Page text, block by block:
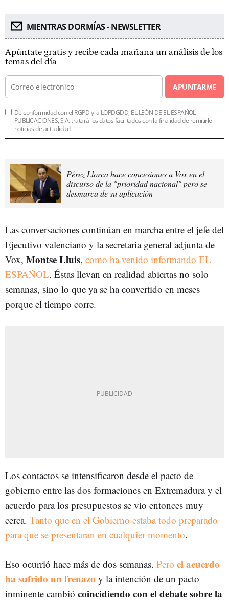
MIENTRAS DORMÍAS - NEWSLETTER
Apúntate gratis y recibe cada mañana un análisis de los
temas del día
APUNTARME
De conformidad con el RGPD y la LOPDGDD, EL LEÓN DE EL ESPAÑOL
PUBLICACIONES, S.A. tratará los datos facilitados con la finalidad de remitirle
noticias de actualidad.
Pérez Llorca hace concesiones a Vox en el
discurso de la "prioridad nacional" pero se
desmarca de su aplicación
Las conversaciones continúan en marcha entre el jefe del
Ejecutivo valenciano y la secretaria general adjunta de
Vox, Montse Lluis, como ha venido informando EL
ESPAÑOL. Éstas llevan en realidad abiertas no solo
semanas, sino lo que ya se ha convertido en meses
porque el tiempo corre.
Los contactos se intensificaron desde el pacto de
gobierno entre las dos formaciones en Extremadura y el
acuerdo para los presupuestos se vio entonces muy
cerca. Tanto que en el Gobierno estaba todo preparado
para que se presentaran en cualquier momento.
Eso ocurrió hace más de dos semanas. Pero el acuerdo
ha sufrido un frenazo y la intención de un pacto
inminente cambió coincidiendo con el debate sobre la